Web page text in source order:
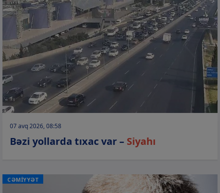
07 avq 2026, 08:58
Bəzi yollarda tıxac var – Siyahı
CƏMİYYƏT